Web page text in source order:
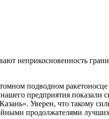
неприкосновенность
подводном ракетоносце
предприятия показали
Уверен, что такому
продолжателями